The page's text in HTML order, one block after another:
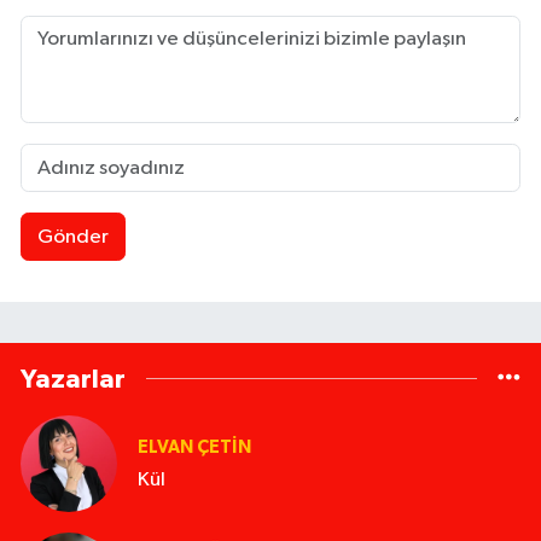
Gönder
Yazarlar
ELVAN ÇETIN
Kül